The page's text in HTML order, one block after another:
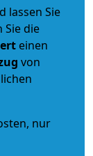
lassen Sie
Sie die
einen
von
nur